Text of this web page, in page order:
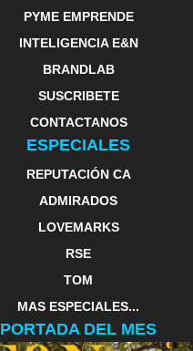
PYME EMPRENDE
INTELIGENCIA E&N
BRANDLAB
SUSCRIBETE
CONTACTANOS
ESPECIALES
REPUTACIÓN CA
ADMIRADOS
LOVEMARKS
RSE
TOM
MAS ESPECIALES...
PORTADA DEL MES